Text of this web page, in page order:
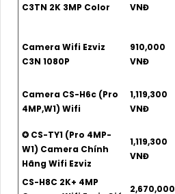
C3TN 2K 3MP Color
VNĐ
Camera Wifi Ezviz
C3N 1080P
910,000
VNĐ
Camera CS-H6c (Pro
4MP,W1) Wifi
1,119,300
VNĐ
✪ CS-TY1 (Pro 4MP-
W1) Camera Chính
Hãng Wifi Ezviz
1,119,300
VNĐ
CS-H8C 2K+ 4MP
2,670,000